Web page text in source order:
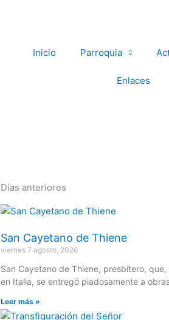
Inicio
Parroquia
Enlaces
Días anteriores
San Cayetano de Thiene
viernes 7 agosto, 2026
San Cayetano de Thiene, presbítero,
en Italia, se entregó piadosamente a
Leer más »
Página
Página
Página
Página
Página